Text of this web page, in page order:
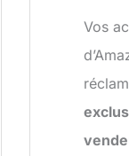
Vos